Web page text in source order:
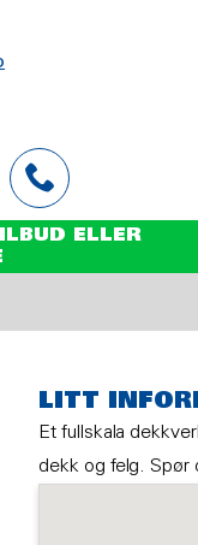
ELLER
LITT
Et fullskala
dekk og felg. Spør